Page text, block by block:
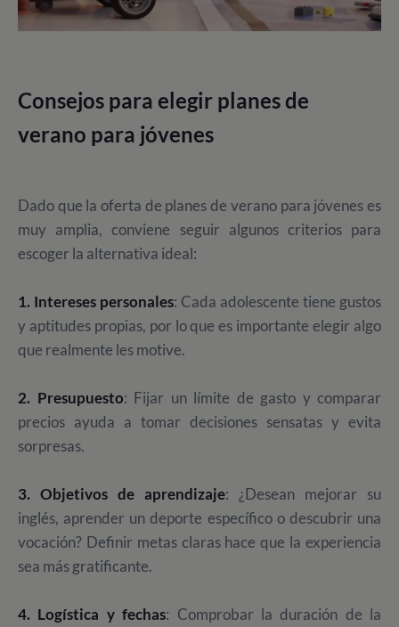
Consejos para elegir planes de
verano para jóvenes
Dado que la oferta de planes de verano para jóvenes es
muy amplia, conviene seguir algunos criterios para
escoger la alternativa ideal:
1. Intereses personales: Cada adolescente tiene gustos
y aptitudes propias, por lo que es importante elegir algo
que realmente les motive.
2. Presupuesto: Fijar un límite de gasto y comparar
precios ayuda a tomar decisiones sensatas y evita
sorpresas.
3. Objetivos de aprendizaje: ¿Desean mejorar su
inglés, aprender un deporte específico o descubrir una
vocación? Definir metas claras hace que la experiencia
sea más gratificante.
4. Logística y fechas: Comprobar la duración de la